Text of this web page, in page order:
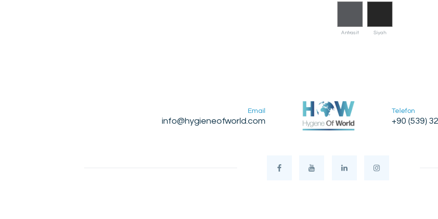
Antrasit Siyah
Email
info@hygieneofworld.com
Telefon
+90 (539)